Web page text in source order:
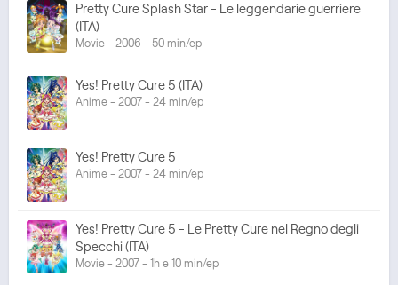
Pretty Cure Splash Star - Le leggendarie guerriere
(ITA)
Movie - 2006 - 50 min/ep
Yes! Pretty Cure 5 (ITA)
Anime - 2007 - 24 min/ep
Yes! Pretty Cure 5
Anime - 2007 - 24 min/ep
Yes! Pretty Cure 5 - Le Pretty Cure nel Regno degli
Specchi (ITA)
Movie - 2007 - 1h e 10 min/ep